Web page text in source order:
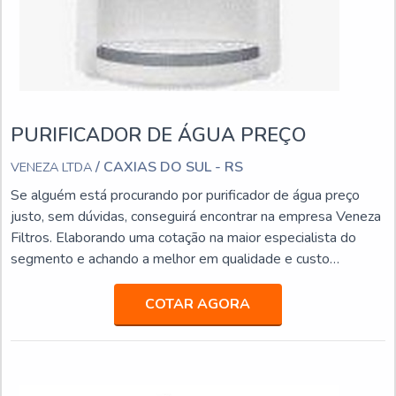
PURIFICADOR DE ÁGUA PREÇO
VENEZA LTDA / CAXIAS DO SUL - RS
Se alguém está procurando por purificador de água preço
justo, sem dúvidas, conseguirá encontrar na empresa Veneza
Filtros. Elaborando uma cotação na maior especialista do
segmento e achando a melhor em qualidade e custo
benefício.Quando o quesito é purificador de água preço
acessível, com os colaboradores da Veneza Filtros o cliente
obterá excelente custo-benefício com assessoria técnica
especializada.UM POUCO MAIS SOBRE PURIFICADOR DE
COTAR AGORA